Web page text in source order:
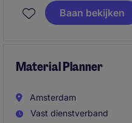
Dutch GAAP
jaarafsluitingen en het
Baan bekijken
Material Planner
Amsterdam
Vast dienstverband